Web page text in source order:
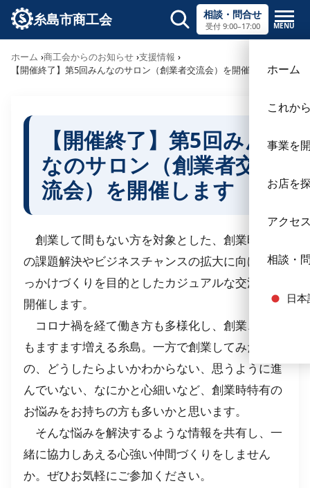
糸島市商工会 相談・問合せ
受付 9:00–17:00 MENU
サイト内検索
ホーム
これか
事業を
お店を
アクセ
相談・
日
ホーム 商工会からのお知らせ 支援情報
【開催終了】第5回みんなのサロン（創業者交流会）を開催します
【開催終了】第5回みん
なのサロン（創業者交
流会）を開催します
創業して間もない方を対象とした、創業時特有
の課題解決やビジネスチャンスの拡大に向けたき
っかけづくりを目的としたカジュアルな交流会を
開催します。
コロナ禍を経て働き方も多様化し、創業、起業
もますます増える糸島。一方で創業してみたもの
の、どうしたらよいかわからない、思うように進
んでいない、なにかと心細いなど、創業時特有の
お悩みをお持ちの方も多いかと思います。
そんな悩みを解決するような情報を共有し、一
緒に協力しあえる心強い仲間づくりをしません
か。ぜひお気軽にご参加ください。